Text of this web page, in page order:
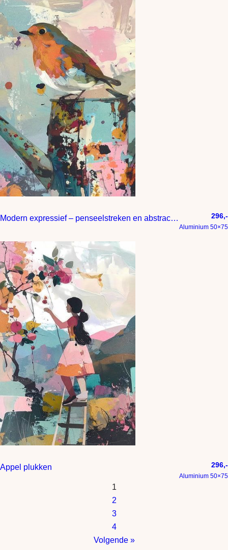
Modern expressief – penseelstreken en abstracte kleurige vlakken 296,-
Aluminium 50×75
Appel plukken 296,-
Aluminium 50×75
1
2
3
4
Volgende »